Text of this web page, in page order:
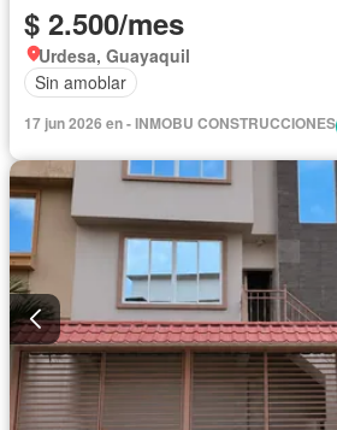
$ 2.500/mes
Urdesa, Guayaquil
Sin amoblar
17 jun 2026 en - INMOBU CONSTRUCCIONES